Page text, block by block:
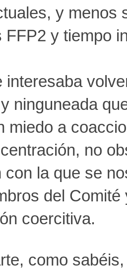
y menos
FFP2 y tiempo
interesaba
ninguneada
miedo a
no
con la que se
del
coercitiva.
como